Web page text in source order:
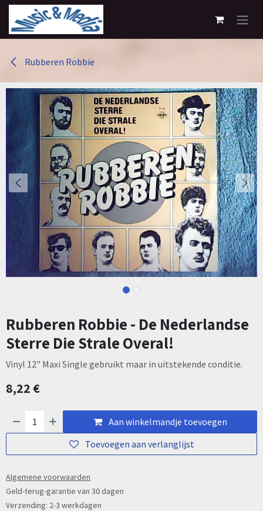
Overslaan naar inhoud
Rubberen Robbie
Rubberen Robbie - De Nederlandse
Sterre Die Strale Overal!
Vinyl 12" Maxi Single gebruikt maar in uitstekende conditie.
8,22€
Aan winkelmandje toevoegen
Toevoegen aan verlanglijst
Algemene voorwaarden
Geld-terug-garantie van 30 dagen
Verzending: 2-3 werkdagen